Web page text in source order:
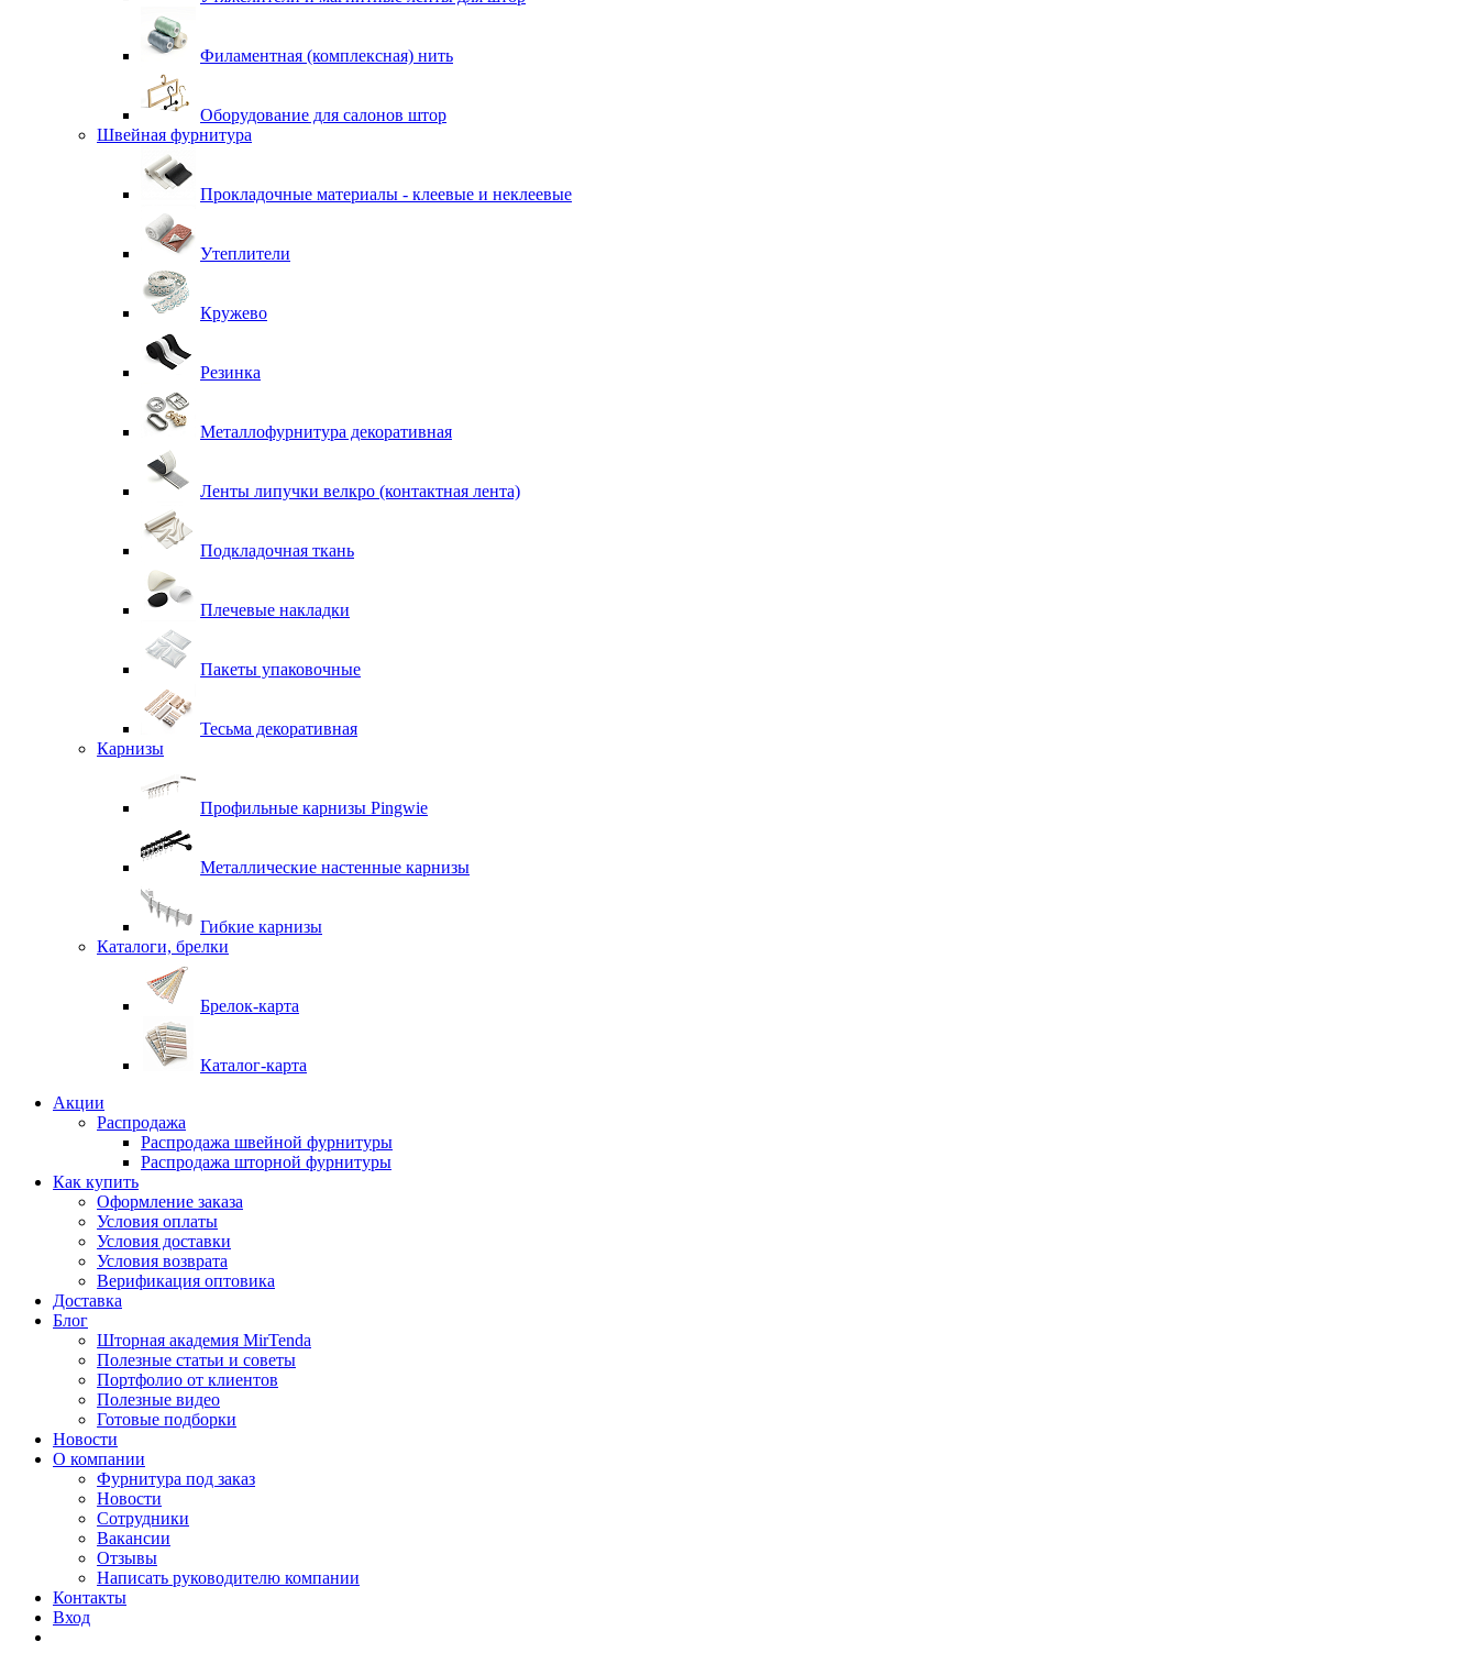
Филаментная (комплексная) нить
Оборудование для салонов штор
Швейная фурнитура
Прокладочные материалы - клеевые и неклеевые
Утеплители
Кружево
Резинка
Металлофурнитура декоративная
Ленты липучки велкро (контактная лента)
Подкладочная ткань
Плечевые накладки
Пакеты упаковочные
Тесьма декоративная
Карнизы
Профильные карнизы Pingwie
Металлические настенные карнизы
Гибкие карнизы
Каталоги, брелки
Брелок-карта
Каталог-карта
Акции
Распродажа
Распродажа швейной фурнитуры
Распродажа шторной фурнитуры
Как купить
Оформление заказа
Условия оплаты
Условия доставки
Условия возврата
Верификация оптовика
Доставка
Блог
Шторная академия MirTenda
Полезные статьи и советы
Портфолио от клиентов
Полезные видео
Готовые подборки
Новости
О компании
Фурнитура под заказ
Новости
Сотрудники
Вакансии
Отзывы
Написать руководителю компании
Контакты
Вход